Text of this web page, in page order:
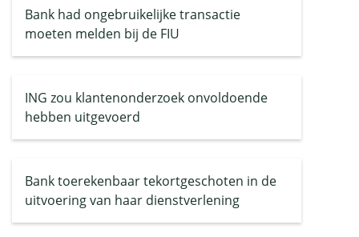
Bank had ongebruikelijke transactie
moeten melden bij de FIU
ING zou klantenonderzoek onvoldoende
hebben uitgevoerd
Bank toerekenbaar tekortgeschoten in de
uitvoering van haar dienstverlening